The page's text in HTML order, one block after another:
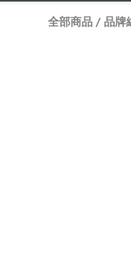
全部商品 / 品牌